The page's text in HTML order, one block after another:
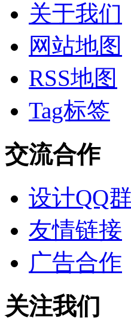
关于我们
网站地图
RSS地图
Tag标签
交流合作
设计QQ群
友情链接
广告合作
关注我们